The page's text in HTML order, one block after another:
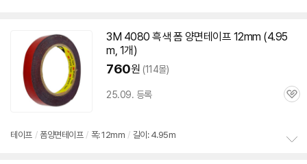
3M 4080 흑색 폼 양면테이프 12mm (4.95
m, 1개)
760원 (114몰)
25.09. 등록
관
테이프 / 폼양면테이프 / 폭: 12mm / 길이: 4.95m